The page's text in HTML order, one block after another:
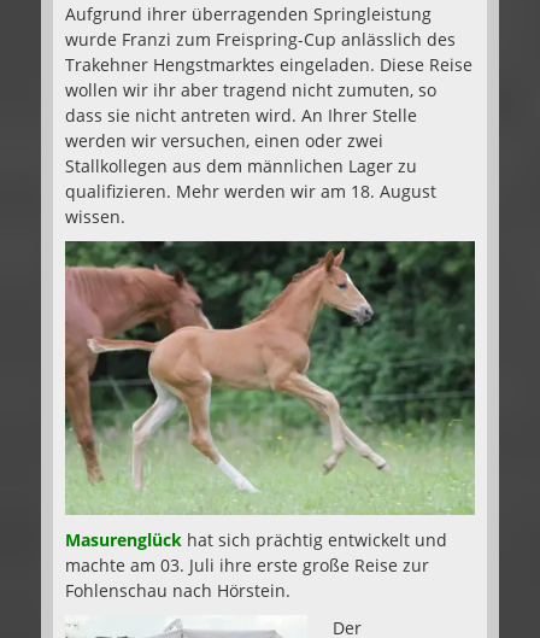
Aufgrund ihrer überragenden Springleistung
wurde Franzi zum Freispring-Cup anlässlich des
Trakehner Hengstmarktes eingeladen. Diese Reise
wollen wir ihr aber tragend nicht zumuten, so
dass sie nicht antreten wird. An Ihrer Stelle
werden wir versuchen, einen oder zwei
Stallkollegen aus dem männlichen Lager zu
qualifizieren. Mehr werden wir am 18. August
wissen.
Masurenglück hat sich prächtig entwickelt und
machte am 03. Juli ihre erste große Reise zur
Fohlenschau nach Hörstein.
Der